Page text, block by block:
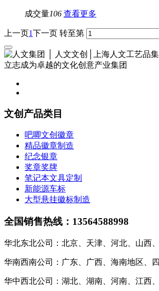
成交量106 查看更多
上一页1下一页 转至第
立志成为卓越的文化创意产业集团
文创产品类目
吧唧文创徽章
精品徽章制造
纪念银章
奖章奖牌
笔记本文具定制
新能源车标
大型悬挂徽标制造
全国销售热线：13564588998
华北东北公司：北京、天津、河北、山西
华南西南公司：广东、广西、海南地区、
华中西北公司：湖北、湖南、河南、江西